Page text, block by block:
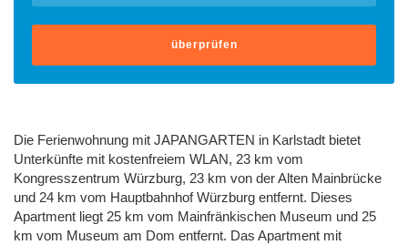
überprüfen
Die Ferienwohnung mit JAPANGARTEN in Karlstadt bietet
Unterkünfte mit kostenfreiem WLAN, 23 km vom
Kongresszentrum Würzburg, 23 km von der Alten Mainbrücke
und 24 km vom Hauptbahnhof Würzburg entfernt. Dieses
Apartment liegt 25 km vom Mainfränkischen Museum und 25
km vom Museum am Dom entfernt. Das Apartment mit